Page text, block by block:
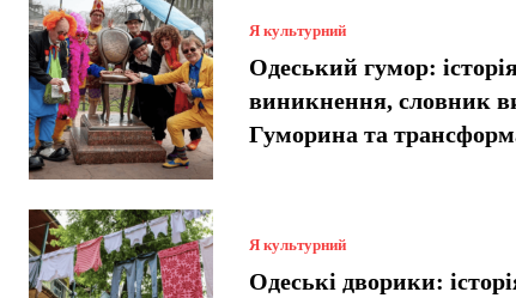
Я культурний
Одеський гумор:
виникнення, словник
Гуморина та
Я культурний
Одеські дворики: